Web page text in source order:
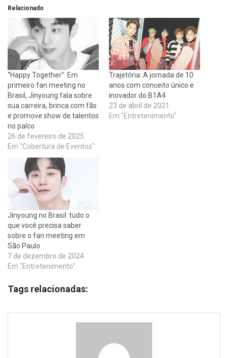
Relacionado
“Happy Together”: Em
primeiro fan meeting no
Brasil, Jinyoung fala sobre
sua carreira, brinca com fãs
e promove show de talentos
no palco
26 de fevereiro de 2025
Em "Cobertura de Eventos"
Trajetória: A jornada de 10
anos com conceito único e
inovador do B1A4
23 de abril de 2021
Em "Entretenimento"
Jinyoung no Brasil: tudo o
que você precisa saber
sobre o fan meeting em
São Paulo
7 de dezembro de 2024
Em "Entretenimento"
Tags relacionadas: